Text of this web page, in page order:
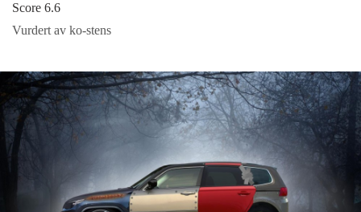
Score 6.6
Vurdert av ko-stens